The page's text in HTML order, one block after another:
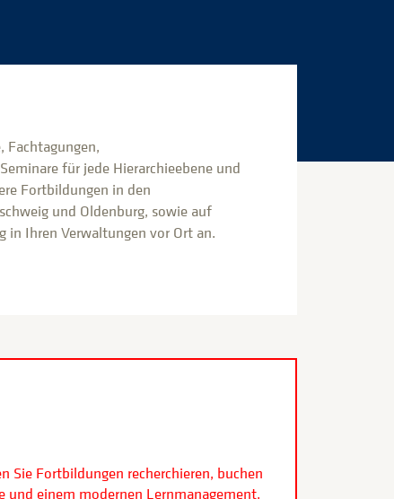
Fachtagungen,
für jede Hierarchieebene und
Fortbildungen in den
und Oldenburg, sowie auf
in Ihren Verwaltungen vor Ort an.
Sie Fortbildungen recherchieren, buchen
einem modernen Lernmanagement.